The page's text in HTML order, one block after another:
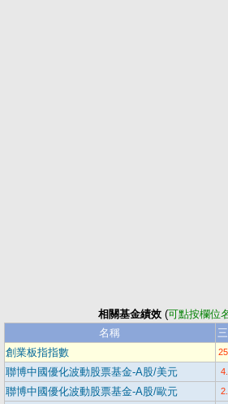
相關基金績效(可點按欄位
名稱
創業板指指數
聯博中國優化波動股票基金-A股/美元
聯博中國優化波動股票基金-A股/歐元